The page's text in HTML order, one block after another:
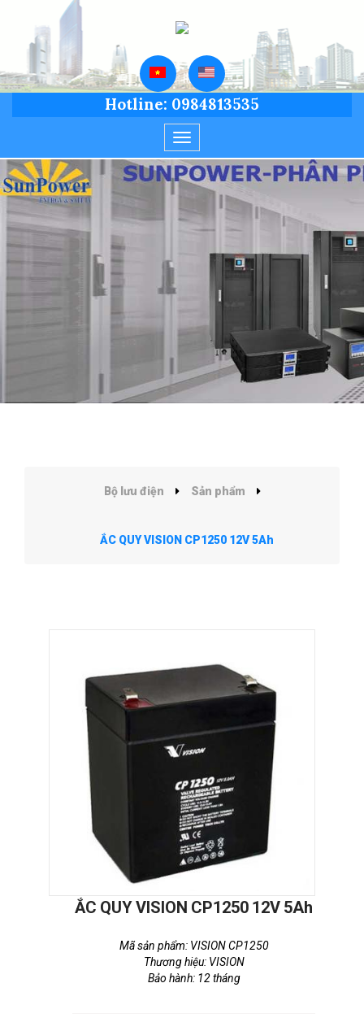
Toggle
navigation
Hotline: 0984813535
Bộ lưu điện Sản phẩm
ẮC QUY VISION CP1250 12V 5Ah
ẮC QUY VISION CP1250 12V 5Ah
Mã sản phẩm: VISION CP1250
Thương hiệu: VISION
Bảo hành: 12 tháng